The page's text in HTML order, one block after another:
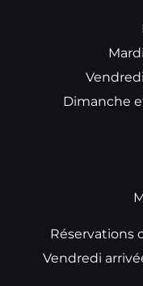
Dimanche
Réservations
Vendredi